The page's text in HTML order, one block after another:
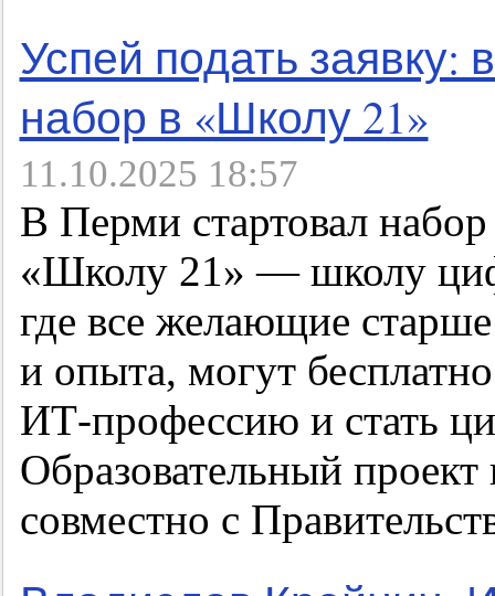
Успей подать
набор в «Школу 21»
11.10.2025 18:57
В Перми стартовал
«Школу 21» — школу
где все желающие
и опыта, могут
ИТ-профессию и стать
Образовательный проект
совместно с